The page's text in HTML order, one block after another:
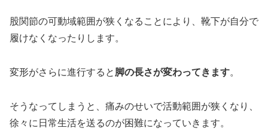
股関節の可動域範囲が狭くなることにより、靴下が自分で
履けなくなったりします。
変形がさらに進行すると 脚の長さが変わってきます。
そうなってしまうと、痛みのせいで活動範囲が狭くなり、
徐々に日常生活を送るのが困難になっていきます。